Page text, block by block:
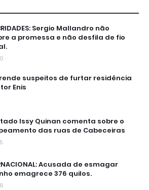
Sergio Mallandro não
a promessa e não desfila de fio
suspeitos de furtar residência
Enis
Issy Quinan comenta sobre o
das ruas de Cabeceiras
Acusada de esmagar
emagrece 376 quilos.